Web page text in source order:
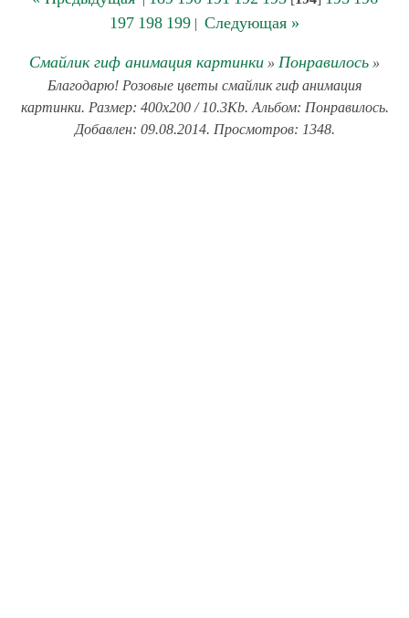
197 198 199 | Следующая »
Смайлик гиф анимация картинки » Понравилось »
Благодарю! Розовые цветы смайлик гиф анимация
картинки. Размер: 400x200 / 10.3Kb. Альбом: Понравилось.
Добавлен: 09.08.2014. Просмотров: 1348.